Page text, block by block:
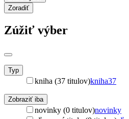
Zoradiť
Zúžiť výber
Typ
kniha (37 titulov)kniha37
Zobraziť iba
novinky (0 titulov)novinky